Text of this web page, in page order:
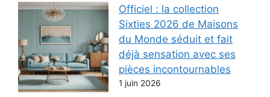
Officiel : la collection
Sixties 2026 de Maisons
du Monde séduit et fait
déjà sensation avec ses
pièces incontournables
1 juin 2026